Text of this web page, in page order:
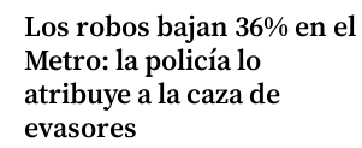
Los robos bajan 36% en el
Metro: la policía lo
atribuye a la caza de
evasores